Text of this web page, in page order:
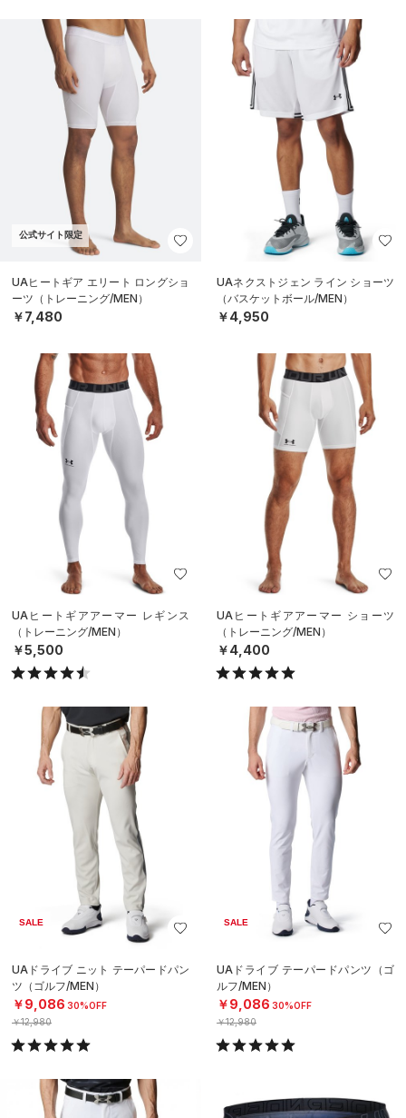
公式サイト限定
UAヒートギア エリート ロングショ
ーツ（トレーニング/MEN）
￥7,480
UAネクストジェン ライン ショーツ
（バスケットボール/MEN）
￥4,950
UAヒートギアアーマー レギンス
（トレーニング/MEN）
￥5,500
UAヒートギアアーマー ショーツ
（トレーニング/MEN）
￥4,400
SALE
UAドライブ ニット テーパードパン
ツ（ゴルフ/MEN）
￥9,086 30%OFF
￥12,980
SALE
UAドライブ テーパードパンツ（ゴ
ルフ/MEN）
￥9,086 30%OFF
￥12,980